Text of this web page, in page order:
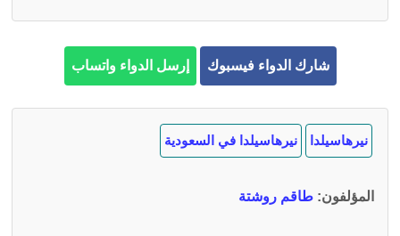
شارك الدواء فيسبوك إرسل الدواء واتساب
نيرهاسيلدا نيرهاسيلدا في السعودية
المؤلفون: طاقم روشتة